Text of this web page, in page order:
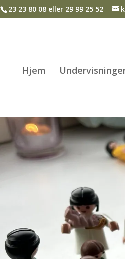
23 23 80 08 eller 29 99 25 52
Hjem